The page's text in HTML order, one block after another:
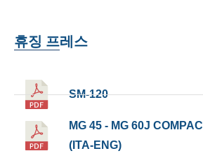
휴징 프레스
SM-120
MG 45 - MG 60J
(ITA-ENG)